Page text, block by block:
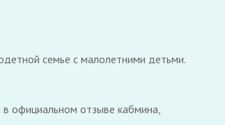
семье с малолетними детьми.
в официальном отзыве кабмина,